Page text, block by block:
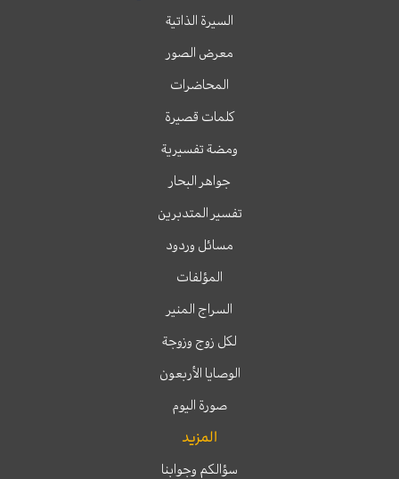
السيرة الذاتية
معرض الصور
المحاضرات
كلمات قصيرة
ومضة تفسيرية
جواهر البحار
تفسير المتدبرين
مسائل وردود
المؤلفات
السراج المنير
لكل زوج وزوجة
الوصايا الأربعون
صورة اليوم
المزيد
سؤالكم وجوابنا